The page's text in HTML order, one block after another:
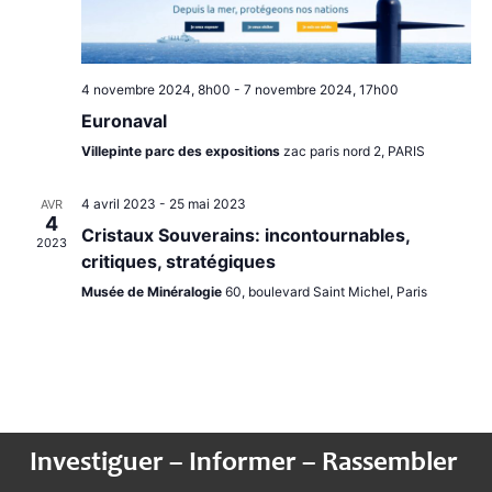
4 novembre 2024, 8h00 - 7 novembre 2024, 17h00
Euronaval
Villepinte parc des expositions zac paris nord 2, PARIS
AVR
4
2023
4 avril 2023 - 25 mai 2023
Cristaux Souverains: incontournables,
critiques, stratégiques
Musée de Minéralogie 60, boulevard Saint Michel, Paris
Investiguer – Informer – Rassembler